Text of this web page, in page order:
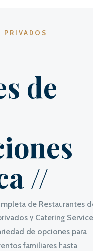
PRIVADOS
de
//
de Restaurantes
y Catering Service
de opciones para
familiares hasta